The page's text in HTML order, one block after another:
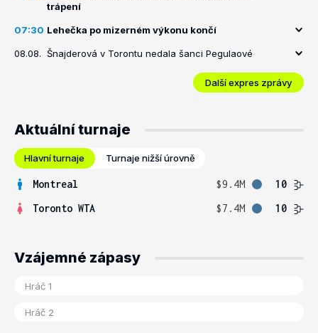
trápení
07:30 Lehečka po mizerném výkonu končí
08.08. Šnajderová v Torontu nedala šanci Pegulaové
Další expres zprávy
Aktuální turnaje
Hlavní turnaje Turnaje nižší úrovně
Montreal $9.4M
10
Toronto WTA
$7.4M 10
Vzájemné zápasy